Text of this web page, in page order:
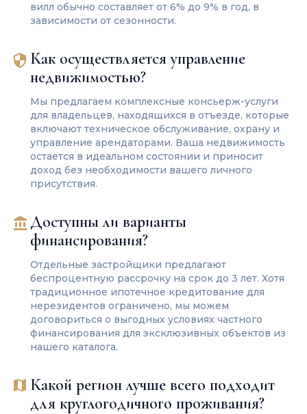
вилл обычно составляет от 6% до 9% в год, в
зависимости от сезонности.
Как осуществляется управление
недвижимостью?
Мы предлагаем комплексные консьерж-услуги
для владельцев, находящихся в отъезде, которые
включают техническое обслуживание, охрану и
управление арендаторами. Ваша недвижимость
остается в идеальном состоянии и приносит
доход без необходимости вашего личного
присутствия.
Доступны ли варианты
финансирования?
Отдельные застройщики предлагают
беспроцентную рассрочку на срок до 3 лет. Хотя
традиционное ипотечное кредитование для
нерезидентов ограничено, мы можем
договориться о выгодных условиях частного
финансирования для эксклюзивных объектов из
нашего каталога.
Какой регион лучше всего подходит
для круглогодичного проживания?